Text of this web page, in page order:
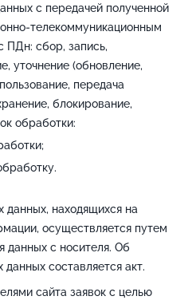
с передачей полученной
телекоммуникационным
ПДн: сбор, запись,
уточнение (обновление,
передача
блокирование,
обработки:
данных, находящихся на
осуществляется путем
данных с носителя. Об
составляется акт.
сайта заявок с целью